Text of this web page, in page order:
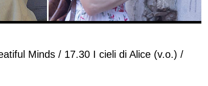
Minds / 17.30 I cieli di Alice (v.o.) /